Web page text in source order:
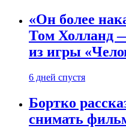
«Он более
Том Холланд
из игры
6 дней спустя
Бортко
снимать